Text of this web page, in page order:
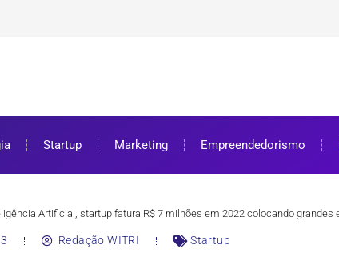
Startup Marketing Empreendedorismo
Artificial, startup fatura R$ 7 milhões em 2022 colocando grandes
Redação WITRI Startup